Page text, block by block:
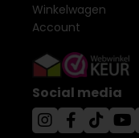
Winkelwagen
Account
Social media